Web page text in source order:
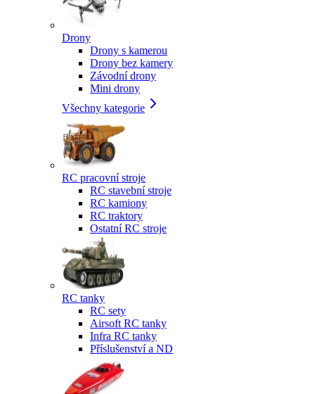
Drony
Drony s kamerou
Drony bez kamery
Závodní drony
Mini drony
Všechny kategorie
RC pracovní stroje
RC stavební stroje
RC kamiony
RC traktory
Ostatní RC stroje
RC tanky
RC sety
Airsoft RC tanky
Infra RC tanky
Příslušenství a ND